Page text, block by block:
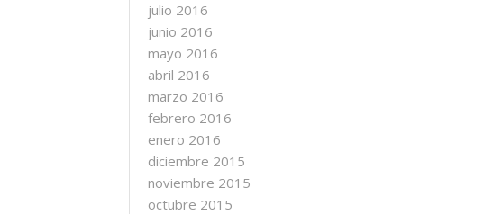
julio 2016
junio 2016
mayo 2016
abril 2016
marzo 2016
febrero 2016
enero 2016
diciembre 2015
noviembre 2015
octubre 2015